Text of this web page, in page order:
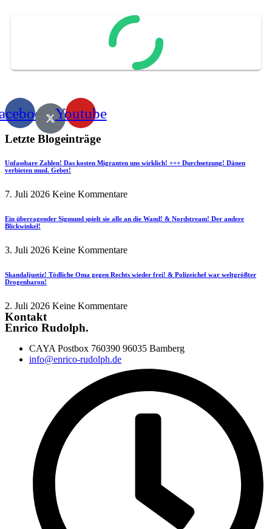
Youtube
Letzte Blogeinträge
Unfassbare Zahlen! Das kosten Migranten uns wirklich! +++ Durchsetzung! Dänen
verbieten musl. Gebet!
7. Juli 2026 Keine Kommentare
Ein überragender Sigmund spielt sie alle an die Wand! & Nordstream! Der andere
Blickwinkel!
3. Juli 2026 Keine Kommentare
Skandaljustiz! Tödliche Oma gegen Rechts wieder frei! & Polizeichef war weltgrößter
Drogenbaron!
2. Juli 2026 Keine Kommentare
Kontakt
Enrico Rudolph.
CAYA Postbox 760390 96035 Bamberg
info@enrico-rudolph.de